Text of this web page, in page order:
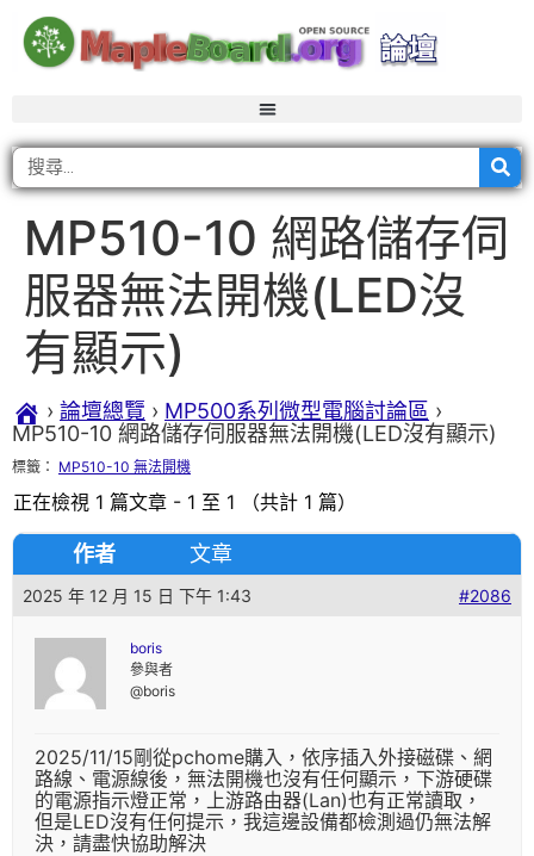
MP510-10 網路儲存伺
服器無法開機(LED沒
有顯示)
› 論壇總覽 › MP500系列微型電腦討論區 ›
MP510-10 網路儲存伺服器無法開機(LED沒有顯示)
標籤： MP510-10 無法開機
正在檢視 1 篇文章 - 1 至 1 （共計 1 篇）
作者 文章
2025 年 12 月 15 日 下午 1:43 #2086
boris
參與者
@boris
2025/11/15剛從pchome購入，依序插入外接磁碟、網
路線、電源線後，無法開機也沒有任何顯示，下游硬碟
的電源指示燈正常，上游路由器(Lan)也有正常讀取，
但是LED沒有任何提示，我這邊設備都檢測過仍無法解
決，請盡快協助解決